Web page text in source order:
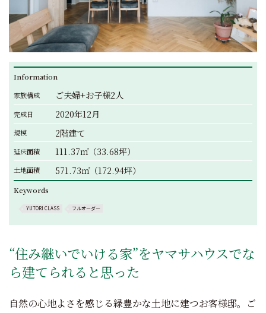
Information
家族構成
ご夫婦+お子様2人
完成日 2020年12月
規模 2階建て
延床面積 111.37㎡（33.68坪）
土地面積 571.73㎡（172.94坪）
Keywords
YUTORI CLASS フルオーダー
“住み継いでいける家”をヤマサハウスでな
ら建てられると思った
自然の心地よさを感じる緑豊かな土地に建つお客様邸。ご